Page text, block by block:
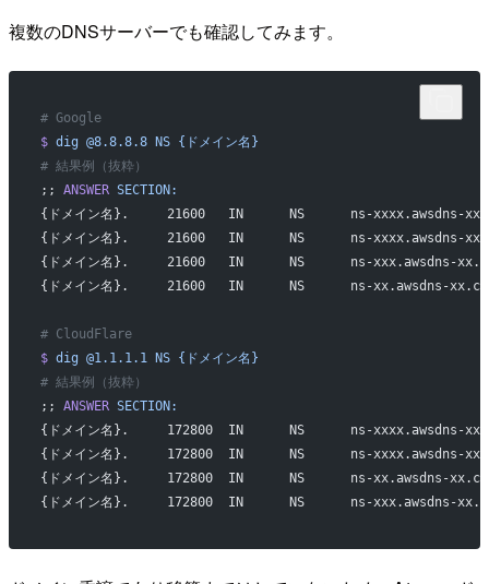
複数のDNSサーバーでも確認してみます。
# Google
$ dig @8.8.8.8 NS {ドメイン名}
# 結果例（抜粋）
;; ANSWER SECTION:
{ドメイン名}.     21600   IN      NS      ns-xxxx.awsdns-
{ドメイン名}.     21600   IN      NS      ns-xxxx.awsdns-
{ドメイン名}.     21600   IN      NS      ns-xxx.awsdns-
{ドメイン名}.     21600   IN      NS      ns-xx.awsdns-
# CloudFlare
$ dig @1.1.1.1 NS {ドメイン名}
# 結果例（抜粋）
;; ANSWER SECTION:
{ドメイン名}.     172800  IN      NS      ns-xxxx.awsdns-
{ドメイン名}.     172800  IN      NS      ns-xxxx.awsdns-
{ドメイン名}.     172800  IN      NS      ns-xx.awsdns-
{ドメイン名}.     172800  IN      NS      ns-xxx.awsdns-